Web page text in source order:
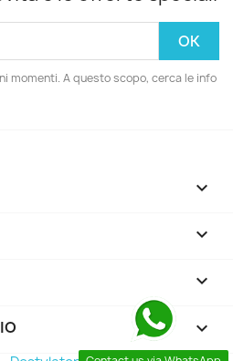
momenti. A questo scopo, cerca le info



keyboard_arrow_down